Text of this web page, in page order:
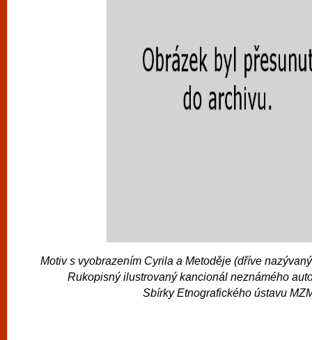
Motiv s vyobrazením Cyrila a Metoděje (dříve
Rukopisný ilustrovaný kancionál neznámého
Sbírky Etnografického ústavu